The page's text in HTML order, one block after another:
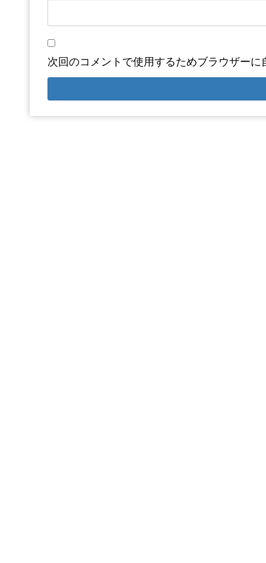
次回のコメントで使用するためブラウザー